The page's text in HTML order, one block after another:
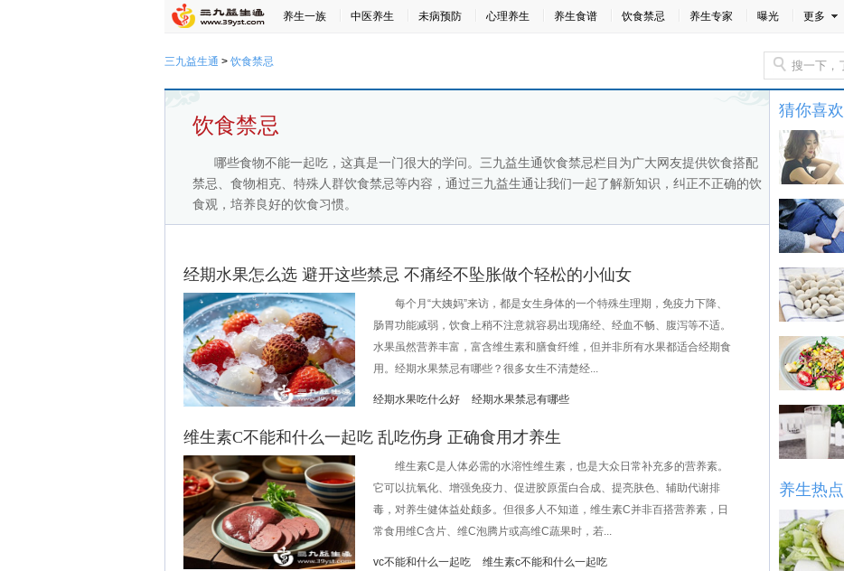
养生一族 中医养生 未病预防 心理养生 养生食谱 饮食禁忌 养生专家 曝光 更多
三九益生通 > 饮食禁忌
饮食禁忌
哪些食物不能一起吃，这真是一门很大的学问。三九益生通饮食禁忌栏目为广大网友提供饮食搭配
禁忌、食物相克、特殊人群饮食禁忌等内容，通过三九益生通让我们一起了解新知识，纠正不正确的饮
食观，培养良好的饮食习惯。
经期水果怎么选 避开这些禁忌 不痛经不坠胀做个轻松的小仙女
每个月“大姨妈”来访，都是女生身体的一个特殊生理期，免疫力下降、
肠胃功能减弱，饮食上稍不注意就容易出现痛经、经血不畅、腹泻等不适。
水果虽然营养丰富，富含维生素和膳食纤维，但并非所有水果都适合经期食
用。经期水果禁忌有哪些？很多女生不清楚经...
经期水果吃什么好 经期水果禁忌有哪些
维生素C不能和什么一起吃 乱吃伤身 正确食用才养生
维生素C是人体必需的水溶性维生素，也是大众日常补充多的营养素。
它可以抗氧化、增强免疫力、促进胶原蛋白合成、提亮肤色、辅助代谢排
毒，对养生健体益处颇多。但很多人不知道，维生素C并非百搭营养素，日
常食用维C含片、维C泡腾片或高维C蔬果时，若...
vc不能和什么一起吃 维生素c不能和什么一起吃
猜你喜欢
养生热点